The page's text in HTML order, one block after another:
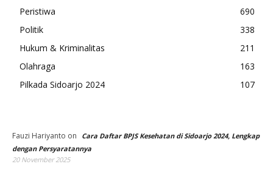
Peristiwa
690
Politik
338
Hukum & Kriminalitas
211
Olahraga
163
Pilkada Sidoarjo 2024
107
Fauzi Hariyanto on
Cara Daftar BPJS Kesehatan di Sidoarjo 2024, Lengkap
dengan Persyaratannya
20 November 2025